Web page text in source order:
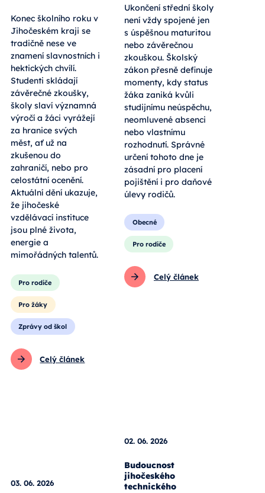
Konec školního roku v
Jihočeském kraji se
tradičně nese ve
znamení slavnostních i
hektických chvílí.
Studenti skládají
závěrečné zkoušky,
školy slaví významná
výročí a žáci vyrážejí
za hranice svých
měst, ať už na
zkušenou do
zahraničí, nebo pro
celostátní ocenění.
Aktuální dění ukazuje,
že jihočeské
vzdělávací instituce
jsou plné života,
energie a
mimořádných talentů.
Pro rodiče
Pro žáky
Zprávy od škol
Celý článek
Ukončení střední školy
není vždy spojené jen
s úspěšnou maturitou
nebo závěrečnou
zkouškou. Školský
zákon přesně definuje
momenty, kdy status
žáka zaniká kvůli
studijnímu neúspěchu,
neomluvené absenci
nebo vlastnímu
rozhodnutí. Správné
určení tohoto dne je
zásadní pro placení
pojištění i pro daňové
úlevy rodičů.
Obecné
Pro rodiče
Celý článek
03. 06. 2026
02. 06. 2026